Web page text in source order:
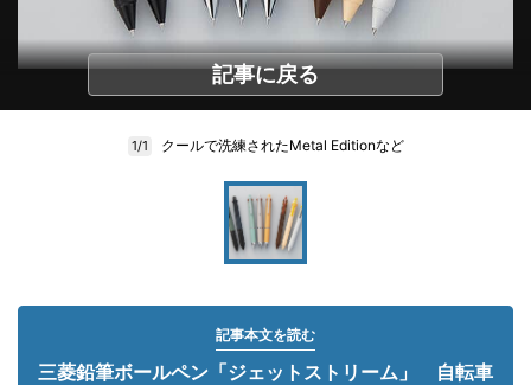
記事に戻る
1/1 クールで洗練されたMetal Editionなど
記事本文を読む
三菱鉛筆ボールペン「ジェットストリーム」 自転車